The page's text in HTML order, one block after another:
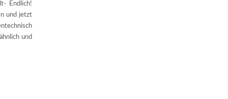
Endlich!
und jetzt
und